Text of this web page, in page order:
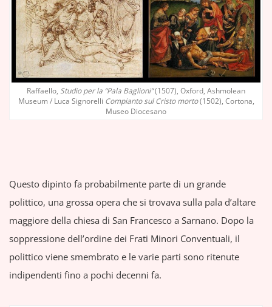
Raffaello, Studio per la “Pala Baglioni”(1507), Oxford, Ashmolean
Museum / Luca Signorelli Compianto sul Cristo morto(1502), Cortona,
Museo Diocesano
Questo dipinto fa probabilmente parte di un grande
polittico, una grossa opera che si trovava sulla pala d’altare
maggiore della chiesa di San Francesco a Sarnano. Dopo la
soppressione dell’ordine dei Frati Minori Conventuali, il
polittico viene smembrato e le varie parti sono ritenute
indipendenti fino a pochi decenni fa.